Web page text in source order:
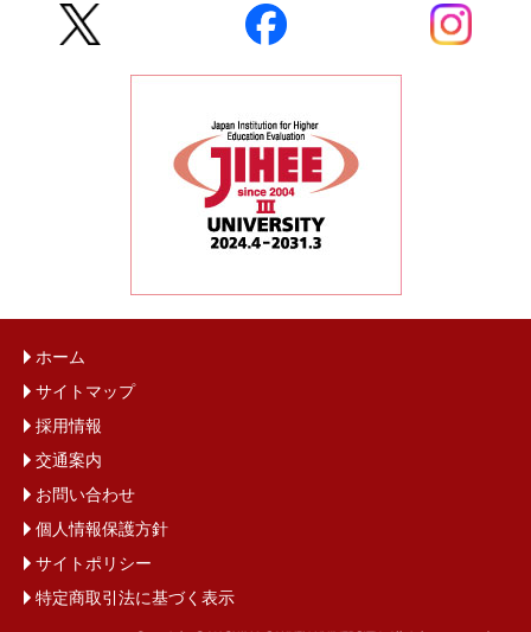
ホーム
サイトマップ
採用情報
交通案内
お問い合わせ
個人情報保護方針
サイトポリシー
特定商取引法に基づく表示